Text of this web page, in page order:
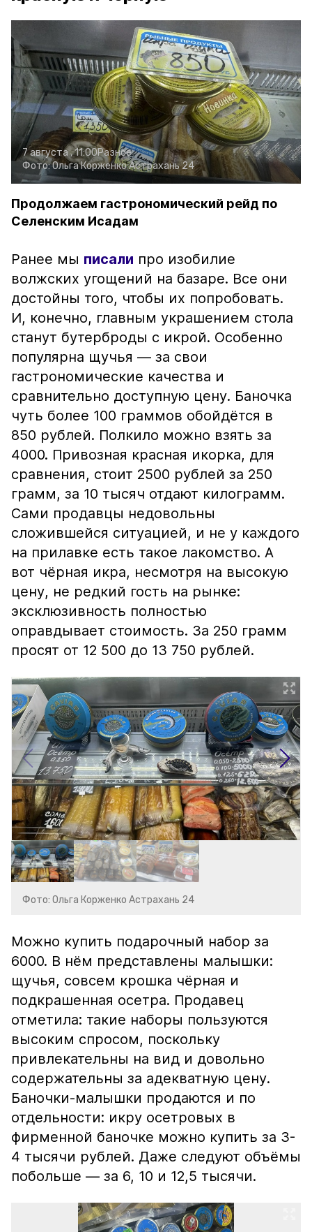
7 августа , 11:00Разное
Фото:Ольга КорженкоАстрахань 24
Продолжаем гастрономический рейд по
Селенским Исадам
Ранее мы писали про изобилие
волжских угощений на базаре. Все они
достойны того, чтобы их попробовать.
И, конечно, главным украшением стола
станут бутерброды с икрой. Особенно
популярна щучья — за свои
гастрономические качества и
сравнительно доступную цену. Баночка
чуть более 100 граммов обойдётся в
850 рублей. Полкило можно взять за
4000. Привозная красная икорка, для
сравнения, стоит 2500 рублей за 250
грамм, за 10 тысяч отдают килограмм.
Сами продавцы недовольны
сложившейся ситуацией, и не у каждого
на прилавке есть такое лакомство. А
вот чёрная икра, несмотря на высокую
цену, не редкий гость на рынке:
эксклюзивность полностью
оправдывает стоимость. За 250 грамм
просят от 12 500 до 13 750 рублей.
Фото: Ольга Корженко Астрахань 24
Можно купить подарочный набор за
6000. В нём представлены малышки:
щучья, совсем крошка чёрная и
подкрашенная осетра. Продавец
отметила: такие наборы пользуются
высоким спросом, поскольку
привлекательны на вид и довольно
содержательны за адекватную цену.
Баночки-малышки продаются и по
отдельности: икру осетровых в
фирменной баночке можно купить за 3-
4 тысячи рублей. Даже следуют объёмы
побольше — за 6, 10 и 12,5 тысячи.